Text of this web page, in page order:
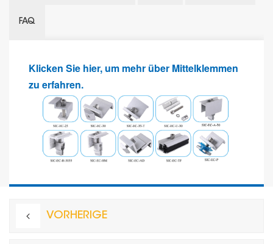
FAQ
Klicken Sie hier, um mehr über Mittelklemmen
zu erfahren.
VORHERIGE